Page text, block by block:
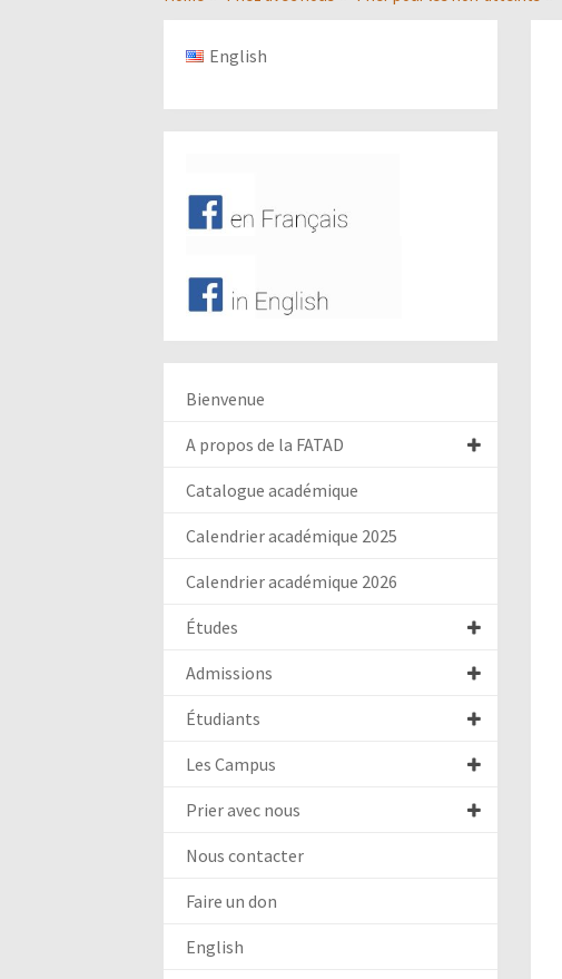
English
Bienvenue
A propos de la FATAD
Catalogue académique
Calendrier académique 2025
Calendrier académique 2026
Études
Admissions
Étudiants
Les Campus
Prier avec nous
Nous contacter
Faire un don
English